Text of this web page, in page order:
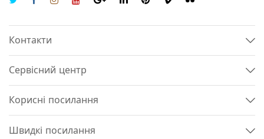
Контакти
Сервісний центр
Корисні посилання
Швидкі посилання